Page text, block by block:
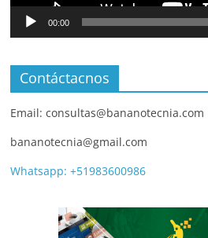
00:00
Contáctacnos
Email: consultas@bananotecnia.com
bananotecnia@gmail.com
Whatsapp: +51983600986